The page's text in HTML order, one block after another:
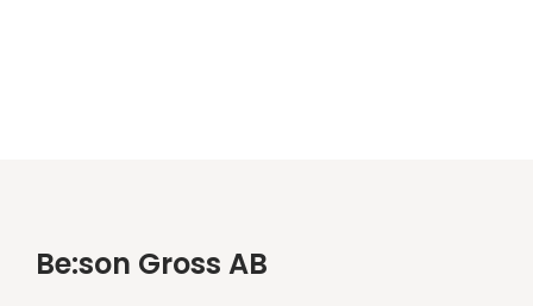
Be:son Gross AB